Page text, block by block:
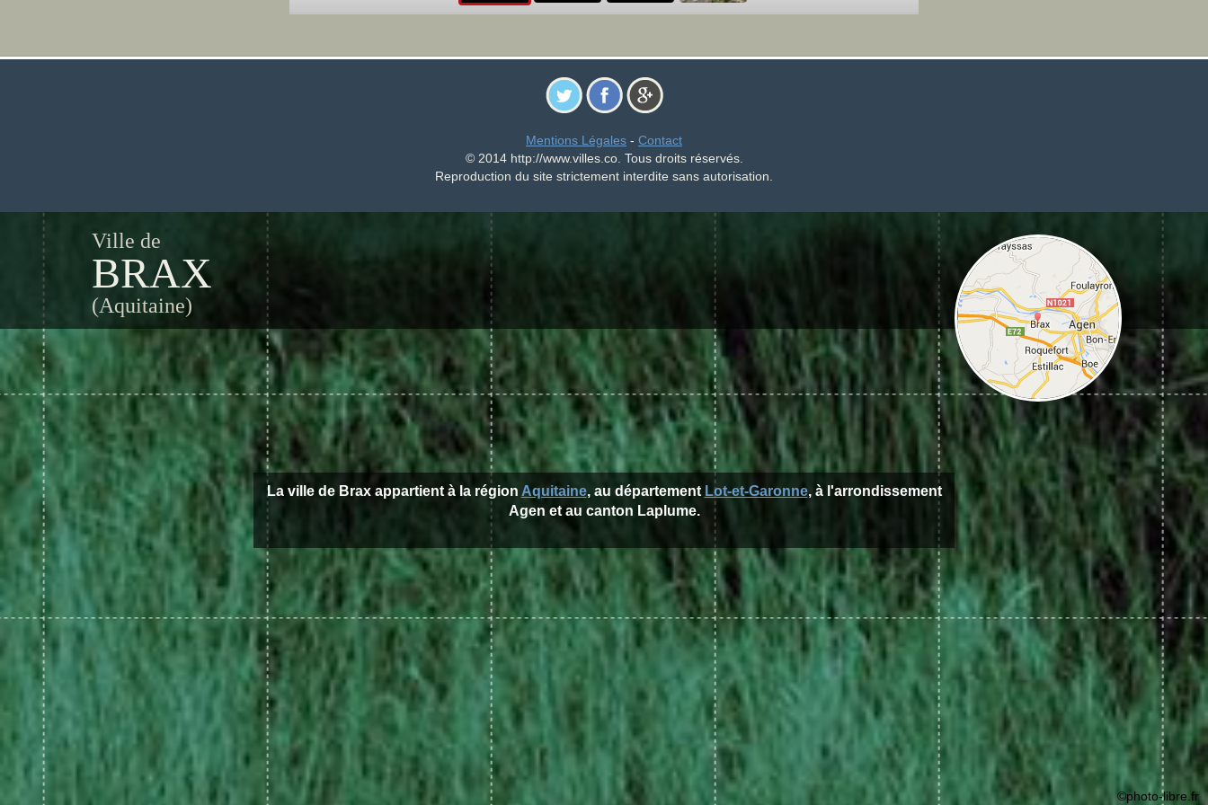
Mentions Légales - Contact
© 2014 http://www.villes.co. Tous droits réservés.
Reproduction du site strictement interdite sans autorisation.
Ville de
BRAX
(Aquitaine)
La ville de Brax appartient à la région Aquitaine, au département Lot-et-Garonne, à l'arrondissement
Agen et au canton Laplume.
©photo-libre.fr